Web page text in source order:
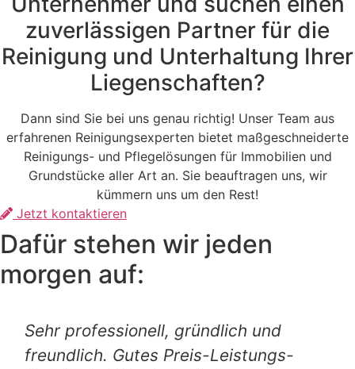
zuverlässigen Partner für die
Reinigung und Unterhaltung Ihrer
Liegenschaften?
Dann sind Sie bei uns genau richtig! Unser Team aus
erfahrenen Reinigungsexperten bietet maßgeschneiderte
Reinigungs- und Pflegelösungen für Immobilien und
Grundstücke aller Art an. Sie beauftragen uns, wir
kümmern uns um den Rest!
Jetzt kontaktieren
Dafür stehen wir jeden
morgen auf:
Sehr professionell, gründlich und
freundlich. Gutes Preis-Leistungs-